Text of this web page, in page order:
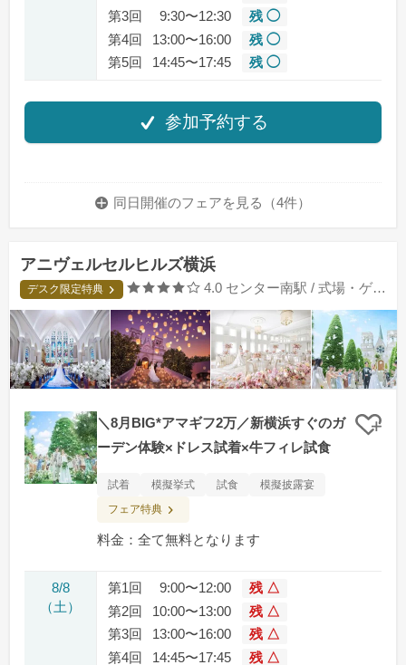
第3回
9:30〜12:30
残 ◯
第4回
13:00〜16:00
残 ◯
第5回
14:45〜17:45 残 ◯
参加予約する
同日開催のフェアを 見る（4件）
アニヴェルセルヒルズ横浜
デスク限定特典 口コミ評価
4.0 センター南駅 / 式場・ゲストハウス
＼8月BIG*アマギフ2万／新横浜すぐのガ
ーデン体験×ドレス試着×牛フィレ試食
クリ
試着 模擬挙式 試食
模擬披露宴
フェア特典
料金：全て無料となります
8/8
（土）
第1回 9:00〜12:00
残 △
第2回
10:00〜13:00
残 △
第3回
13:00〜16:00
残 △
第4回
14:45〜17:45
残 △